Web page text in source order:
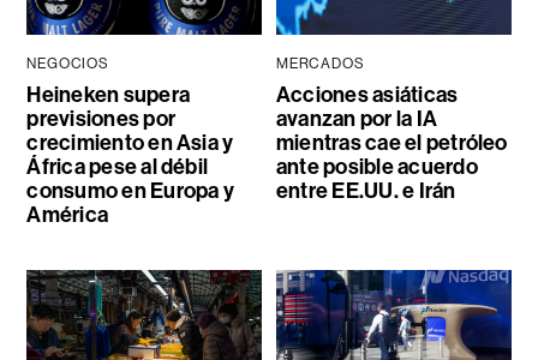
NEGOCIOS
Heineken supera
previsiones por
crecimiento en Asia y
África pese al débil
consumo en Europa y
América
MERCADOS
Acciones asiáticas
avanzan por la IA
mientras cae el petróleo
ante posible acuerdo
entre EE.UU. e Irán